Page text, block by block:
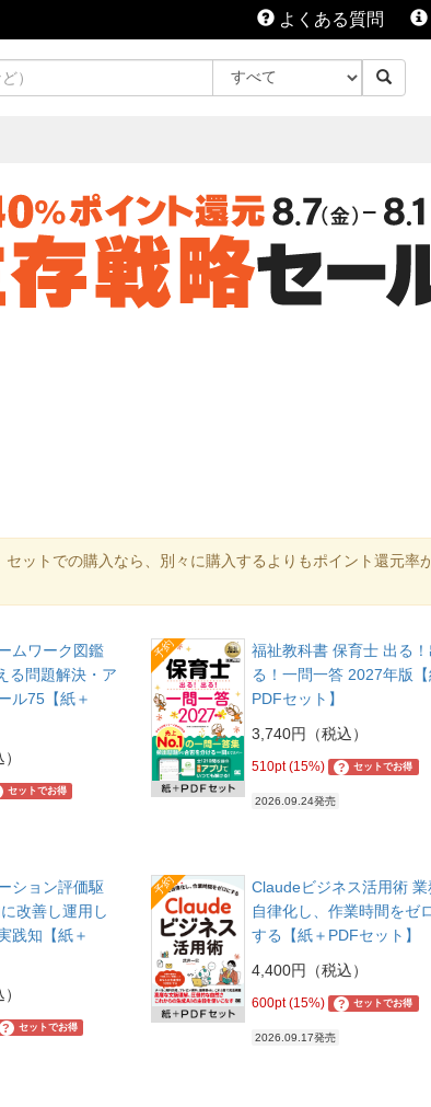
よくある質問
ットでの購入なら、別々に購入するよりもポイント還元率
ムワーク図鑑
る問題解決・ア
ル75【紙＋
セットでお得
予約
福祉教科書 保育士 出る！
る！一問一答 2027年版【
PDFセット】
3,740円（税込）
510pt (15%) ? セットでお得
2026.09.24発売
ション評価駆
改善し運用し
践知【紙＋
? セットでお得
予約
Claudeビジネス活用術 業
自律化し、作業時間をゼ
する【紙＋PDFセット】
4,400円（税込）
600pt (15%) ? セットでお得
2026.09.17発売